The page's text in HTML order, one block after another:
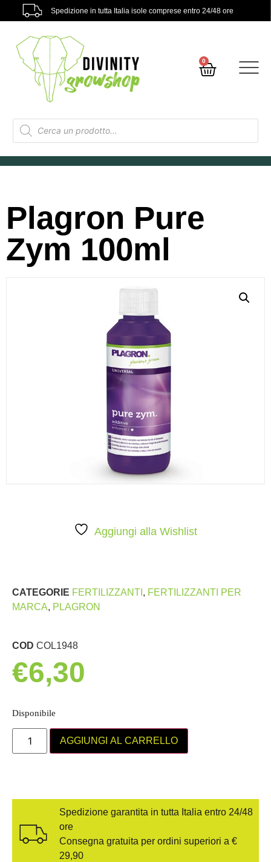
Spedizione in tutta Italia isole comprese entro 24/48 ore
0
Plagron Pure
Zym 100ml
Aggiungi alla Wishlist
CATEGORIE FERTILIZZANTI , FERTILIZZANTI PER
MARCA, PLAGRON
COD COL1948
€6,30
Disponibile
AGGIUNGI AL CARRELLO
Spedizione garantita in tutta Italia entro 24/48
ore
Consegna gratuita per ordini superiori a €
29,90